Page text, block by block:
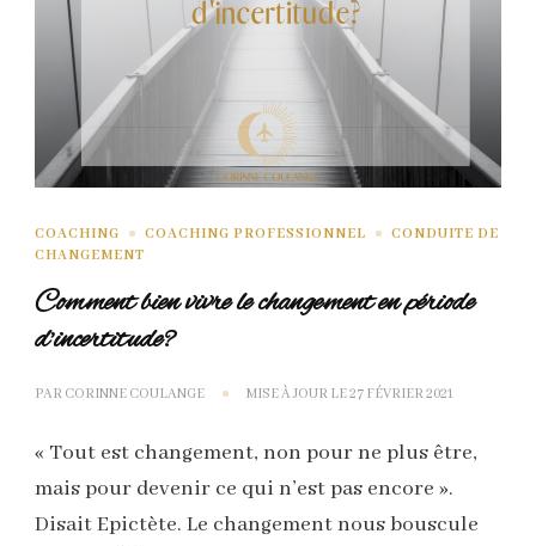
COACHING COACHING PROFESSIONNEL
CONDUITE DE
CHANGEMENT
Comment bien vivre le changement en période
d’incertitude?
PAR CORINNE COULANGE MISE À JOUR LE27 FÉVRIER 2021
« Tout est changement, non pour ne plus être,
mais pour devenir ce qui n’est pas encore ».
Disait Epictète. Le changement nous bouscule